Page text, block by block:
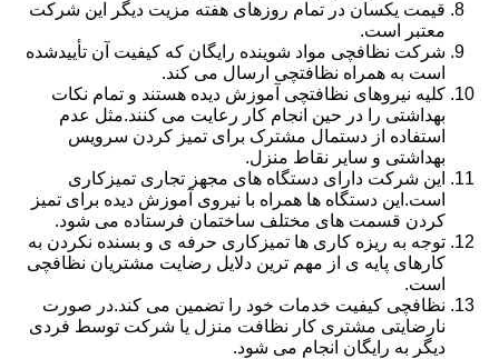
قیمت یکسان در تمام روزهای هفته مزیت دیگر این شرکت
معتبر است.
شرکت نظافچی مواد شوینده رایگان که کیفیت آن تأییدشده
است به همراه نظافتچی ارسال می کند.
کلیه نیروهای نظافتچی آموزش دیده هستند و تمام نکات
بهداشتی را در حین انجام کار رعایت می کنند.مثل عدم
استفاده از دستمال مشترک برای تمیز کردن سرویس
بهداشتی و سایر نقاط منزل.
این شرکت دارای دستگاه های مجهز تجاری تمیزکاری
است.این دستگاه ها همراه با نیروی آموزش دیده برای تمیز
کردن قسمت های مختلف ساختمان فرستاده می شود.
توجه به ریزه کاری ها تمیزکاری حرفه ی و بسنده نکردن به
کارهای پایه ی از مهم ترین دلایل رضایت مشتریان نظافچی
است.
نظافچی کیفیت خدمات خود را تضمین می کند.در صورت
نارضایتی مشتری کار نظافت منزل یا شرکت توسط فردی
دیگر به رایگان انجام می شود.